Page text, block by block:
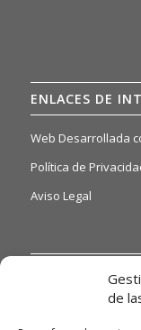
de
ENLACES DE
Web Desarrollada
Política de
Aviso Legal
INFORMACIÓN